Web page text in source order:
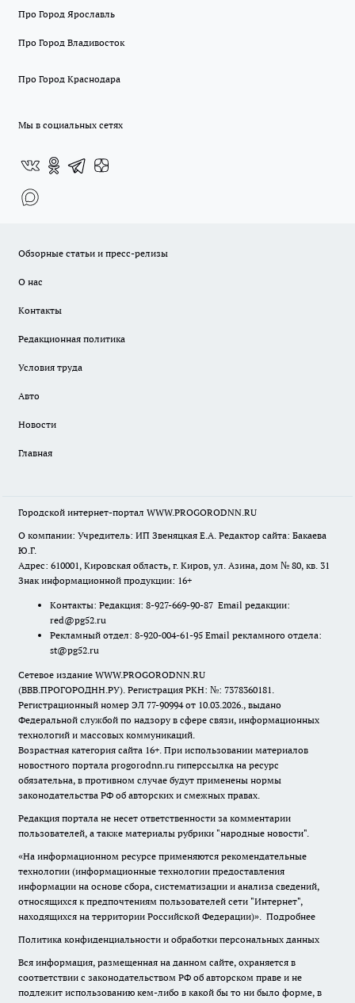
Про Город Ярославль
Про Город Владивосток
Про Город Краснодара
Мы в социальных сетях
Обзорные статьи и пресс-релизы
О нас
Контакты
Редакционная политика
Условия труда
Авто
Новости
Главная
Городской интернет-портал WWW.PROGORODNN.RU
О компании: Учредитель: ИП Звеняцкая Е.А. Редактор сайта: Бакаева
Ю.Г.
Адрес: 610001, Кировская область, г. Киров, ул. Азина, дом № 80, кв. 31
Знак информационной продукции: 16+
Контакты: Редакция: 8-927-669-90-87 Email редакции:
red@pg52.ru
Рекламный отдел: 8-920-004-61-95 Email рекламного отдела:
st@pg52.ru
Сетевое издание WWW.PROGORODNN.RU
(ВВВ.ПРОГОРОДНН.РУ). Регистрация РКН: №: 7378360181.
Регистрационный номер ЭЛ 77-90994 от 10.03.2026., выдано
Федеральной службой по надзору в сфере связи, информационных
технологий и массовых коммуникаций.
Возрастная категория сайта 16+. При использовании материалов
новостного портала progorodnn.ru гиперссылка на ресурс
обязательна, в противном случае будут применены нормы
законодательства РФ об авторских и смежных правах.
Редакция портала не несет ответственности за комментарии
пользователей, а также материалы рубрики "народные новости".
«На информационном ресурсе применяются рекомендательные
технологии (информационные технологии предоставления
информации на основе сбора, систематизации и анализа сведений,
относящихся к предпочтениям пользователей сети "Интернет",
находящихся на территории Российской Федерации)». Подробнее
Политика конфиденциальности и обработки персональных данных
Вся информация, размещенная на данном сайте, охраняется в
соответствии с законодательством РФ об авторском праве и не
подлежит использованию кем-либо в какой бы то ни было форме, в